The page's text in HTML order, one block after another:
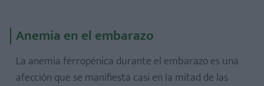
Anemia en el embarazo
La anemia ferropénica durante el embarazo es una
afección que se manifiesta casi en la mitad de las